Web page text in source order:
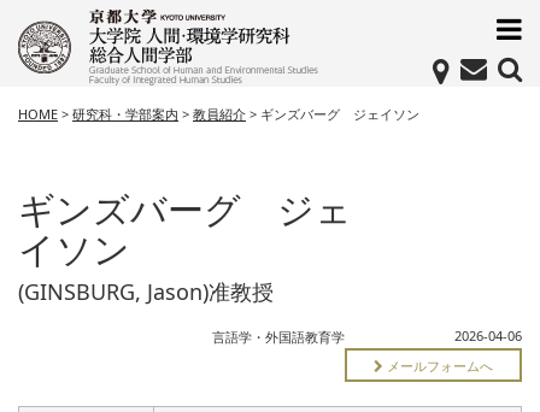
HOME > 研究科・学部案内 > 教員紹介 > ギンズバーグ ジェイソン
ギンズバーグ ジェ
イソン
(GINSBURG, Jason)准教授
2026-04-06
メールフォームへ
言語学・外国語教育学